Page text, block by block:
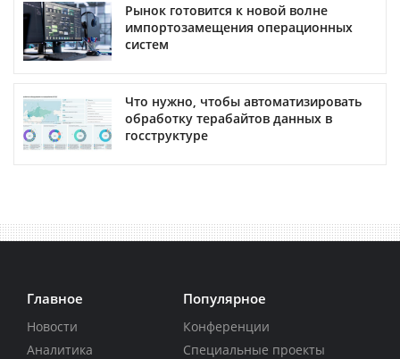
Рынок готовится к новой волне
импортозамещения операционных
систем
Что нужно, чтобы автоматизировать
обработку терабайтов данных в
госструктуре
Главное
Новости
Аналитика
Популярное
Конференции
Специальные проекты